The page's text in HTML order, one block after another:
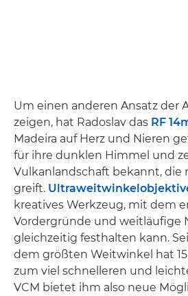
Um einen anderen Ansatz der
zeigen, hat Radoslav das RF
Madeira auf Herz und Nieren
für ihre dunklen Himmel und
Vulkanlandschaft bekannt, die
greift.
kreatives Werkzeug, mit dem
Vordergründe und weitläufige
gleichzeitig festhalten kann.
dem größten Weitwinkel hat 15
zum viel schnelleren und
VCM bietet ihm also neue